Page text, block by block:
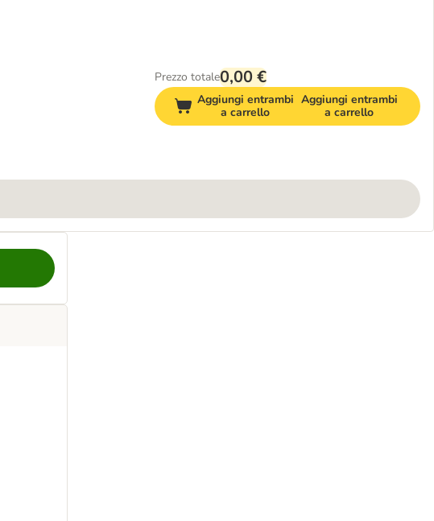
Prezzo totale0,00 €
Aggiungi entrambi
a carrello
Aggiungi entrambi
a carrello